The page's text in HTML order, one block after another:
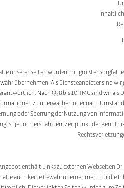
unserer Seiten wurden mit größter
übernehmen. Als Diensteanbieter sind wir
Nach §§ 8 bis 10 TMG sind wir
zu überwachen oder nach
oder Sperrung der Nutzung von
ist jedoch erst ab dem Zeitpunkt der
enthält Links zu externen Webseiten
auch keine Gewähr übernehmen. Für die